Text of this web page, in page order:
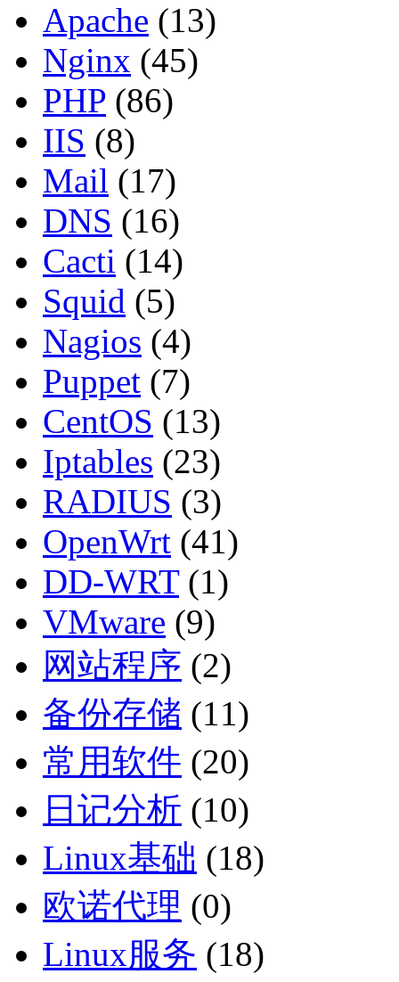
Apache (13)
Nginx (45)
PHP (86)
IIS (8)
Mail (17)
DNS (16)
Cacti (14)
Squid (5)
Nagios (4)
Puppet (7)
CentOS (13)
Iptables (23)
RADIUS (3)
OpenWrt (41)
DD-WRT(1)
VMware (9)
网站程序 (2)
备份存储 (11)
常用软件 (20)
日记分析 (10)
Linux基础 (18)
欧诺代理 (0)
Linux服务 (18)